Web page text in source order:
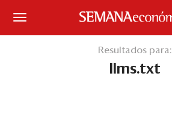
Resultados para:
llms.txt